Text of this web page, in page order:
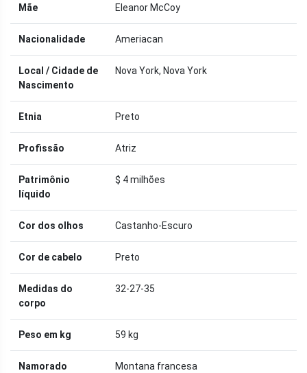
Mãe Eleanor McCoy
Nacionalidade Ameriacan
Local / Cidade de
Nascimento
Nova York, Nova York
Etnia Preto
Profissão Atriz
Patrimônio
líquido
$ 4 milhões
Cor dos olhos Castanho-Escuro
Cor de cabelo Preto
Medidas do
corpo
32-27-35
Peso em kg 59 kg
Namorado Montana francesa